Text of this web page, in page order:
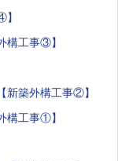
構工事③】
新築外構工事②】
構工事①】